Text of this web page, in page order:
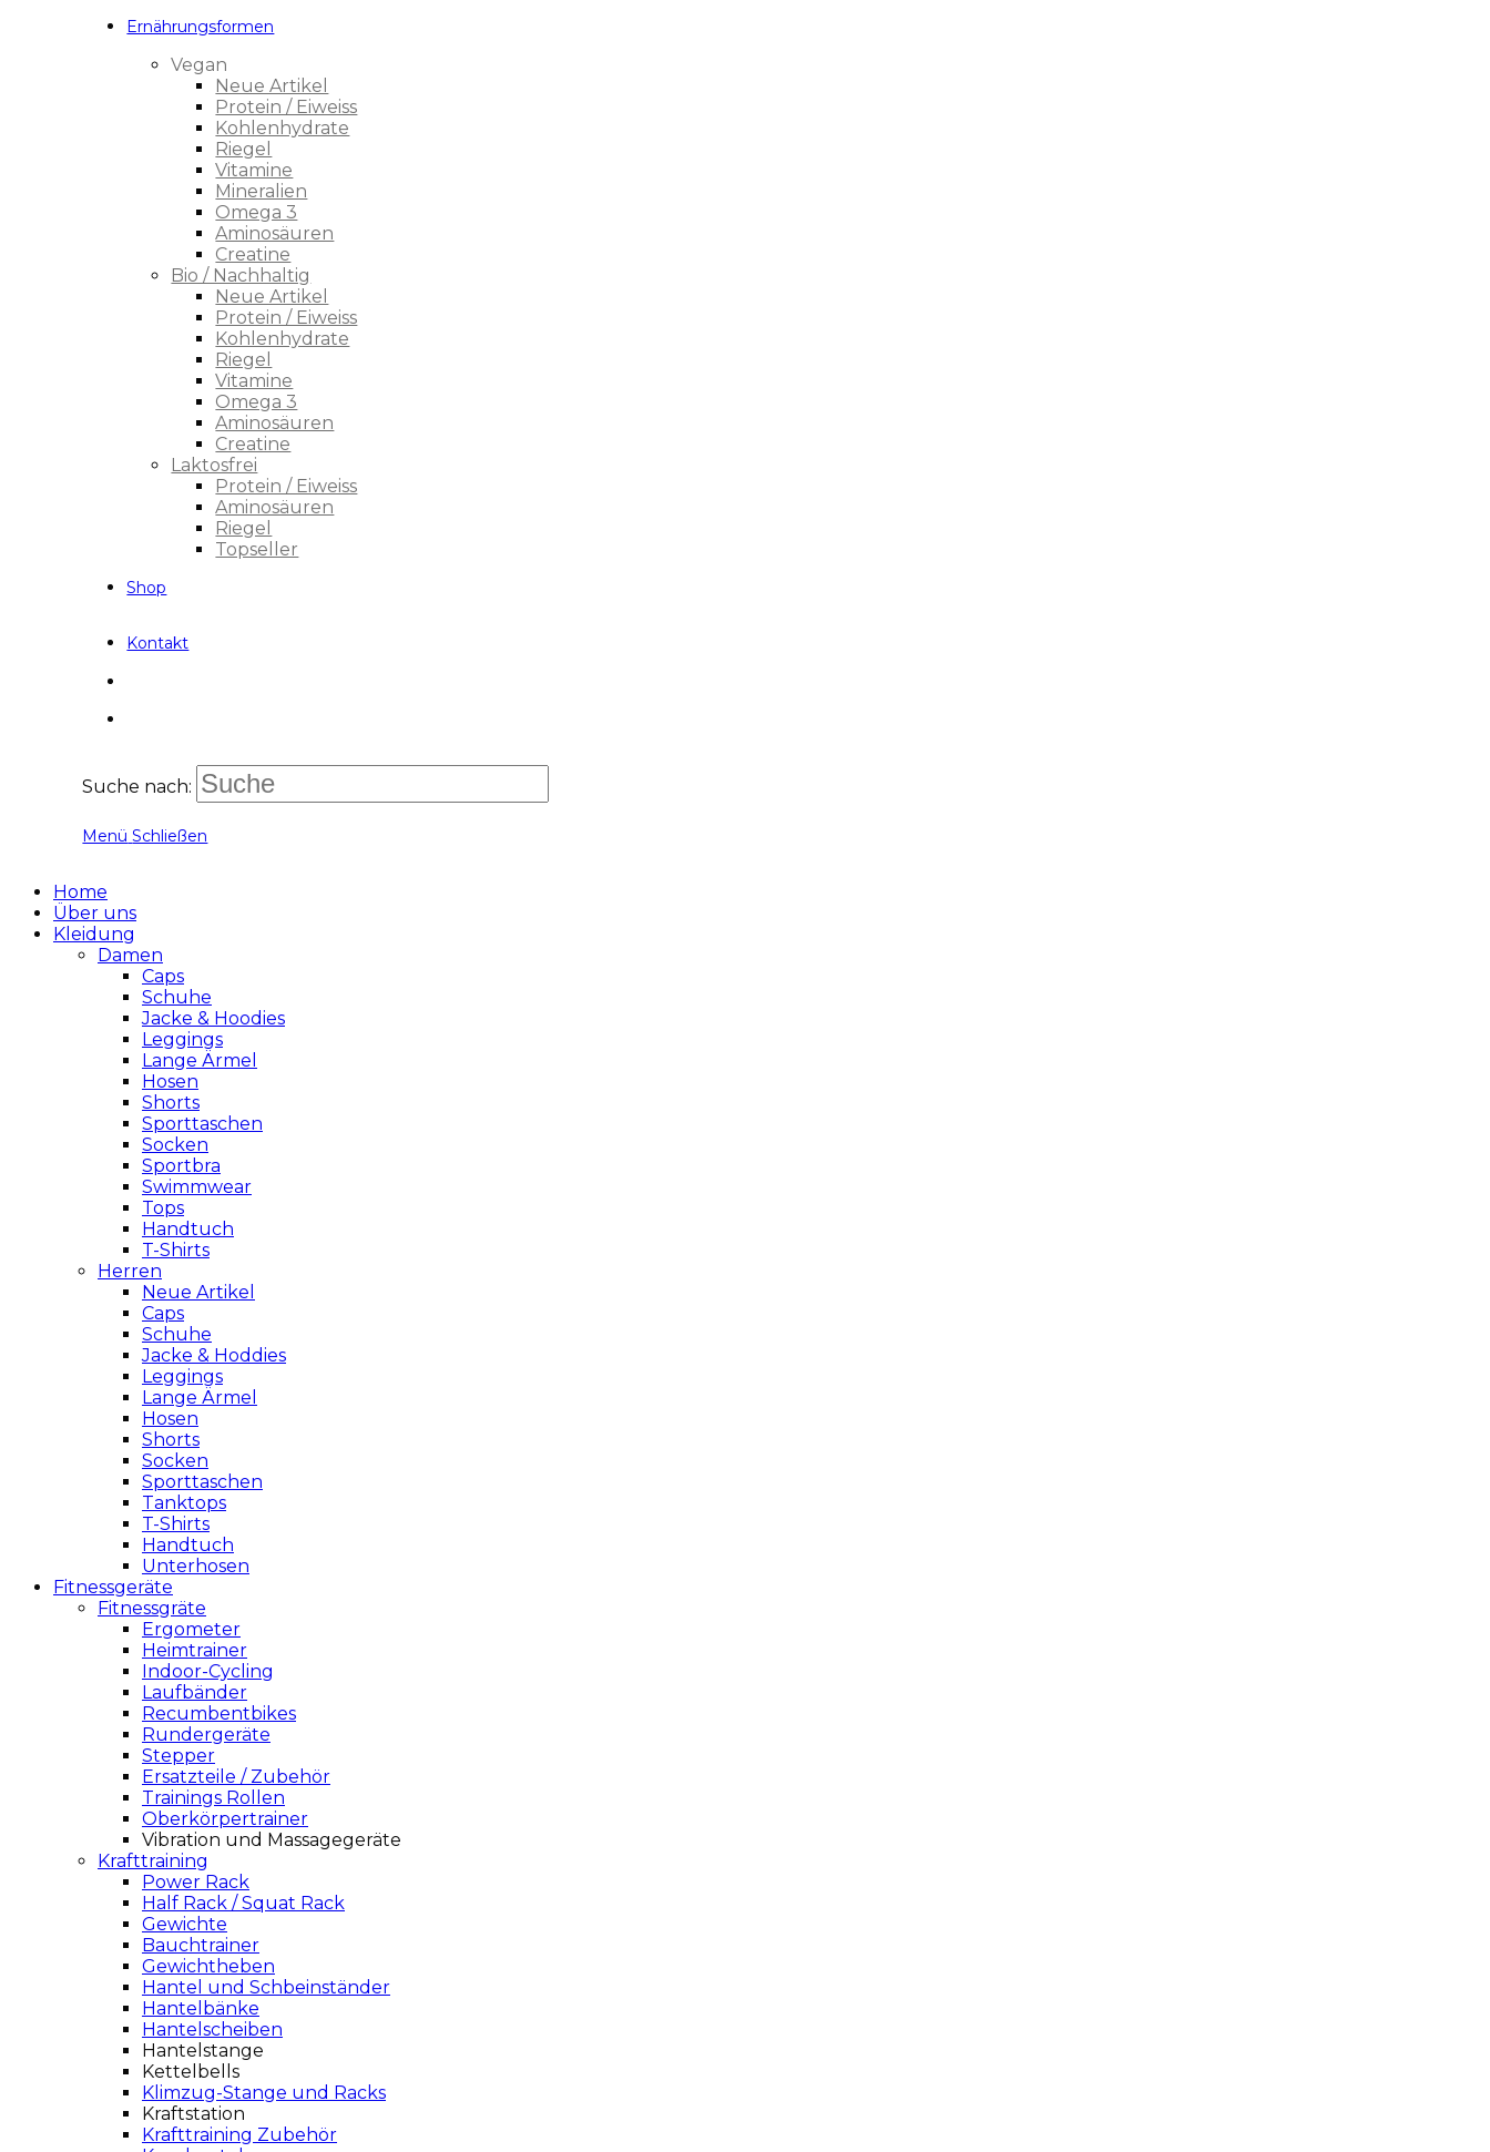
Ernährungsformen
Vegan
Neue Artikel
Protein / Eiweiss
Kohlenhydrate
Riegel
Vitamine
Mineralien
Omega 3
Aminosäuren
Creatine
Bio / Nachhaltig
Neue Artikel
Protein / Eiweiss
Kohlenhydrate
Riegel
Vitamine
Omega 3
Aminosäuren
Creatine
Laktosfrei
Protein / Eiweiss
Aminosäuren
Riegel
Topseller
Shop
Kontakt
Suche nach:
Menü Schließen
Home
Über uns
Kleidung
Damen
Caps
Schuhe
Jacke & Hoodies
Leggings
Lange Ärmel
Hosen
Shorts
Sporttaschen
Socken
Sportbra
Swimmwear
Tops
Handtuch
T-Shirts
Herren
Neue Artikel
Caps
Schuhe
Jacke & Hoddies
Leggings
Lange Ärmel
Hosen
Shorts
Socken
Sporttaschen
Tanktops
T-Shirts
Handtuch
Unterhosen
Fitnessgeräte
Fitnessgräte
Ergometer
Heimtrainer
Indoor-Cycling
Laufbänder
Recumbentbikes
Rundergeräte
Stepper
Ersatzteile / Zubehör
Trainings Rollen
Oberkörpertrainer
Vibration und Massagegeräte
Krafttraining
Power Rack
Half Rack / Squat Rack
Gewichte
Bauchtrainer
Gewichtheben
Hantel und Schbeinständer
Hantelbänke
Hantelscheiben
Hantelstange
Kettelbells
Klimzug-Stange und Racks
Kraftstation
Krafttraining Zubehör